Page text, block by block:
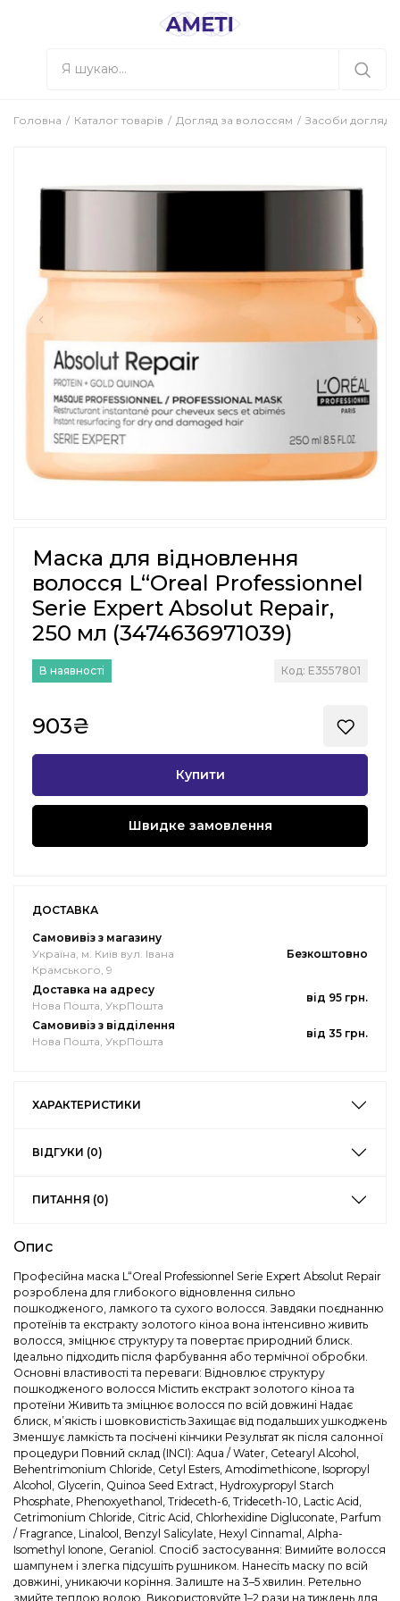
Головна Каталог товарів Догляд за волоссям Засоби
Маска для відновлення
волосся L“Oreal Professionnel
Serie Expert Absolut Repair,
250 мл (3474636971039)
В наявності Код: E3557801
903₴
Купити
Швидке замовлення
ДОСТАВКА
Самовивіз з магазину
Україна, м. Київ вул. Івана
Крамського, 9
Безкоштовно
Доставка на адресу
Нова Пошта, УкрПошта
від 95 грн.
Самовивіз з відділення
Нова Пошта, УкрПошта
від 35 грн.
ХАРАКТЕРИСТИКИ
ВІДГУКИ (0)
ПИТАННЯ (0)
Опис
Професійна маска L“Oreal Professionnel Serie Expert Absolut Repair
розроблена для глибокого відновлення сильно
пошкодженого, ламкого та сухого волосся. Завдяки поєднанню
протеїнів та екстракту золотого кіноа вона інтенсивно живить
волосся, зміцнює структуру та повертає природний блиск.
Ідеально підходить після фарбування або термічної обробки.
Основні властивості та переваги: Відновлює структуру
пошкодженого волосся Містить екстракт золотого кіноа та
протеїни Живить та зміцнює волосся по всій довжині Надає
блиск, м’якість і шовковистість Захищає від подальших ушкоджень
Зменшує ламкість та посічені кінчики Результат як після салонної
процедури Повний склад (INCI): Aqua / Water, Cetearyl Alcohol,
Behentrimonium Chloride, Cetyl Esters, Amodimethicone, Isopropyl
Alcohol, Glycerin, Quinoa Seed Extract, Hydroxypropyl Starch
Phosphate, Phenoxyethanol, Trideceth-6, Trideceth-10, Lactic Acid,
Cetrimonium Chloride, Citric Acid, Chlorhexidine Digluconate, Parfum
/ Fragrance, Linalool, Benzyl Salicylate, Hexyl Cinnamal, Alpha-
Isomethyl Ionone, Geraniol. Спосіб застосування: Вимийте волосся
шампунем і злегка підсушіть рушником. Нанесіть маску по всій
довжині, уникаючи коріння. Залиште на 3–5 хвилин. Ретельно
змийте теплою водою. Використовуйте 1–2 рази на тиждень для